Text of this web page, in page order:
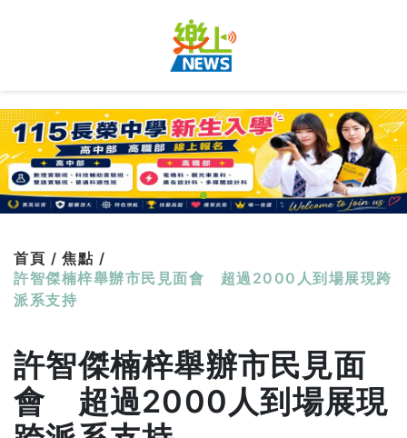
首頁 / 焦點 /
許智傑楠梓舉辦市民見面會 超過2000人到場展現跨
派系支持
許智傑楠梓舉辦市民見面
會 超過2000人到場展現